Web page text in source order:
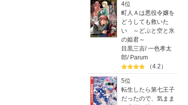
4位
町人Ａは悪役令嬢を
どうしても救いた
い ～どぶと空と氷
の姫君～
目黒三吉/一色孝太
郎/ Parum
（4.2）
5位
転生したら第七王子
だったので、気まま